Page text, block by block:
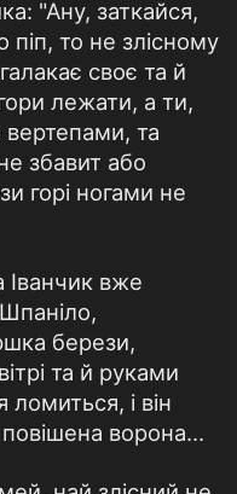
"Ану, заткайся,
піп, то не злісному
своє та й
лежати, а ти,
вертепами, та
збавит або
горі ногами не
Іванчик вже
берези,
та й руками
ломиться, і він
повішена ворона…